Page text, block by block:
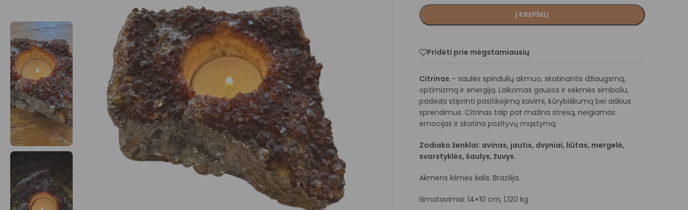
Į KREPŠELĮ
Pridėti prie mėgstamiausių
Citrinas – saulės spindulių akmuo, skatinantis džiaugsmą,
optimizmą ir energiją. Laikomas gausos ir sėkmės simboliu,
padeda stiprinti pasitikėjimą savimi, kūrybiškumą bei aiškius
sprendimus. Citrinas taip pat mažina stresą, neigiamas
emocijas ir skatina pozityvų mąstymą.
Zodiako ženklai: avinas, jautis, dvyniai, liūtas, mergelė,
svarstyklės, šaulys, žuvys.
Akmens kilmės šalis: Brazilija.
Išmatavimai: 14×10 cm, 1,120 kg